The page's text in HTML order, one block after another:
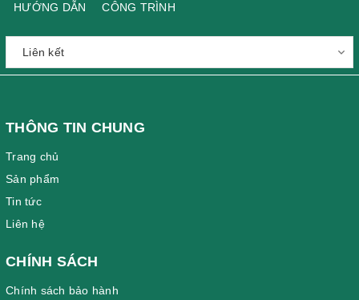
HƯỚNG DẪN
CÔNG TRÌNH
THÔNG TIN CHUNG
Trang chủ
Sản phẩm
Tin tức
Liên hệ
CHÍNH SÁCH
Chính sách bảo hành